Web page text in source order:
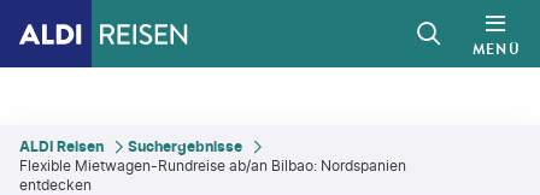
MENÜ
ALDI Reisen
Suchergebnisse
Flexible Mietwagen-Rundreise ab/an Bilbao: Nordspanien
entdecken